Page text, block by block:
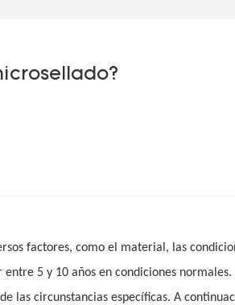
factores, como el material, las
5 y 10 años en condiciones
las circunstancias específicas. A